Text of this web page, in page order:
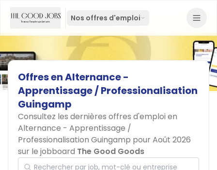
Nos offres d'emploi
OffresenAlternance-
Apprentissage/Professionalisation
Guingamp
Consultez les dernières offres d'emploi en
Alternance - Apprentissage /
Professionalisation Guingamp pour Août 2026
sur le jobboard The Good Goods
Rechercher par job, mot-clé ou entreprise